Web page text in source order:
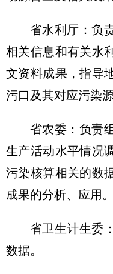
省水利厅：负
相关信息和有关水
文资料成果，指导
污口及其对应污染源
省农委：负责
生产活动水平情况
污染核算相关的数
成果的分析、应用。
省卫生计生委
数据。